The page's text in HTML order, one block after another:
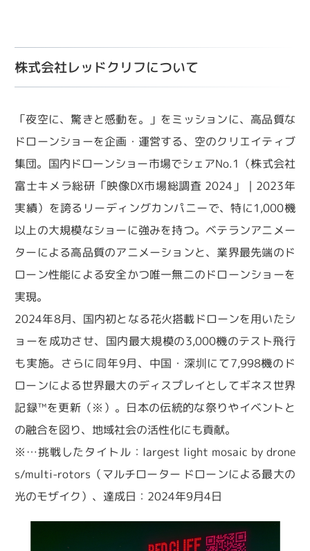
株式会社レッドクリフについて
「夜空に、驚きと感動を。」をミッションに、高品質な
ドローンショーを企画・運営する、空のクリエイティブ
集団。国内ドローンショー市場でシェアNo.1（株式会社
富士キメラ総研「映像DX市場総調査 2024」｜2023年
実績）を誇るリーディングカンパニーで、特に1,000機
以上の大規模なショーに強みを持つ。ベテランアニメー
ターによる高品質のアニメーションと、業界最先端のド
ローン性能による安全かつ唯一無二のドローンショーを
実現。
2024年8月、国内初となる花火搭載ドローンを用いたシ
ョーを成功させ、国内最大規模の3,000機のテスト飛行
も実施。さらに同年9月、中国・深圳にて7,998機のド
ローンによる世界最大のディスプレイとしてギネス世界
記録™を更新（※）。日本の伝統的な祭りやイベントと
の融合を図り、地域社会の活性化にも貢献。
※…挑戦したタイトル：largest light mosaic by drone
s/multi-rotors（マルチローター ドローンによる最大の
光のモザイク）、達成日：2024年9月4日